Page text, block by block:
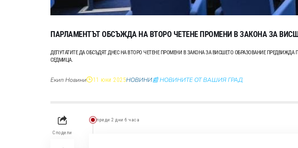
ПАРЛАМЕНТЪТ ОБСЪЖДА НА ВТОРО ЧЕТЕНЕ ПРОМЕНИ В ЗАКОНА ЗА
ДЕПУТАТИТЕ ДА ОБСЪДЯТ ДНЕС НА ВТОРО ЧЕТЕНЕ ПРОМЕНИ В ЗАКОНА ЗА ВИСШЕТО ОБРАЗОВАНИЕ ПРЕДВИЖДА
СЕДМИЦА.
Екип Новини 11 юни 2025НОВИНИ📰 НОВИНИТЕ ОТ ВАШИЯ ГРАД
Сподели
преди 2 дни 6 часа